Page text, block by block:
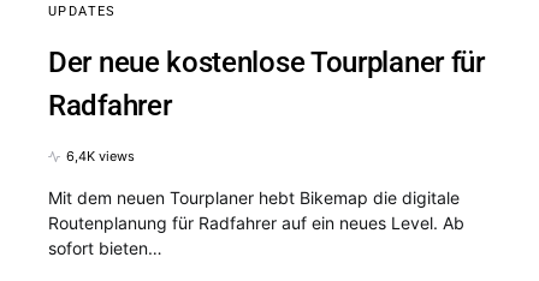
UPDATES
Der neue kostenlose Tourplaner für
Radfahrer
6,4K views
Mit dem neuen Tourplaner hebt Bikemap die digitale
Routenplanung für Radfahrer auf ein neues Level. Ab
sofort bieten…